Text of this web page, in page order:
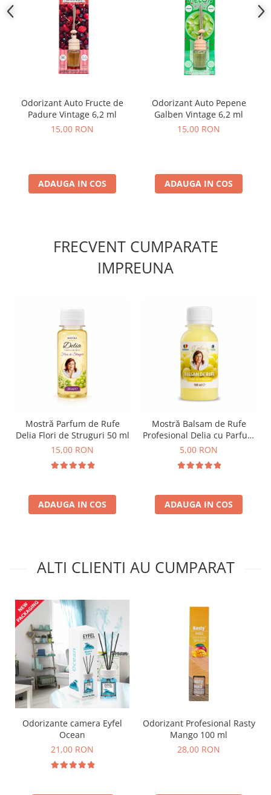
Odorizant Auto Fructe de
Padure Vintage 6,2 ml
15,00 RON
ADAUGA IN COS
Odorizant Auto Pepene
Galben Vintage 6,2 ml
15,00 RON
ADAUGA IN COS
FRECVENT CUMPARATE
IMPREUNA
Mostră Parfum de Rufe
Delia Flori de Struguri 50 ml
15,00 RON
ADAUGA IN COS
Mostră Balsam de Rufe
Profesional Delia cu Parfum
de Flori de Struguri 100 ml
5,00 RON
ADAUGA IN COS
ALTI CLIENTI AU CUMPARAT
Odorizante camera Eyfel
Ocean
21,00 RON
Odorizant Profesional Rasty
Mango 100 ml
28,00 RON